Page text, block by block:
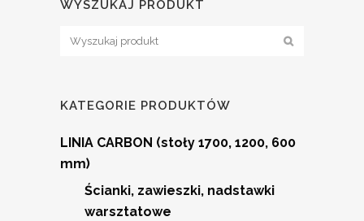
WYSZUKAJ PRODUKT
KATEGORIE PRODUKTÓW
LINIA CARBON (stoły 1700, 1200, 600
mm)
Ścianki, zawieszki, nadstawki
warsztatowe